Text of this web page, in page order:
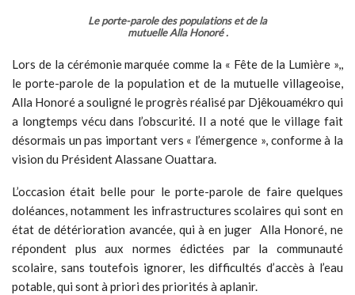
Le porte-parole des populations et de la
mutuelle Alla Honoré .
Lors de la cérémonie marquée comme la « Fête de la Lumière »,,
le porte-parole de la population et de la mutuelle villageoise,
Alla Honoré a souligné le progrès réalisé par Djêkouamékro qui
a longtemps vécu dans l’obscurité. Il a noté que le village fait
désormais un pas important vers « l’émergence », conforme à la
vision du Président Alassane Ouattara.
L’occasion était belle pour le porte-parole de faire quelques
doléances, notamment les infrastructures scolaires qui sont en
état de détérioration avancée, qui à en juger Alla Honoré, ne
répondent plus aux normes édictées par la communauté
scolaire, sans toutefois ignorer, les difficultés d’accès à l’eau
potable, qui sont à priori des priorités à aplanir.